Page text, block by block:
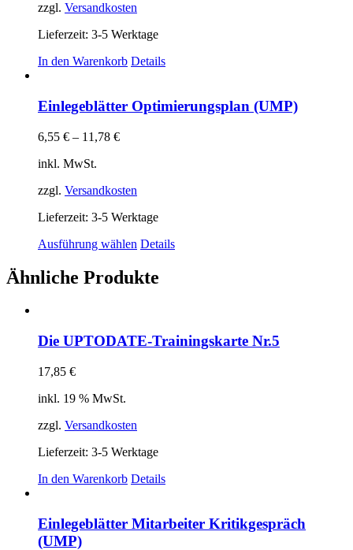
zzgl. Versandkosten
Lieferzeit: 3-5 Werktage
In den Warenkorb Details
Einlegeblätter Optimierungsplan (UMP)
6,55 € – 11,78 €
inkl. MwSt.
zzgl. Versandkosten
Lieferzeit: 3-5 Werktage
Ausführung wählen Dieses
weist
mehrere
Optionen
Details
Ähnliche Produkte
Die UPTODATE-Trainingskarte Nr.5
17,85 €
inkl. 19 % MwSt.
zzgl. Versandkosten
Lieferzeit: 3-5 Werktage
In den Warenkorb Details
Einlegeblätter Mitarbeiter Kritikgespräch
(UMP)